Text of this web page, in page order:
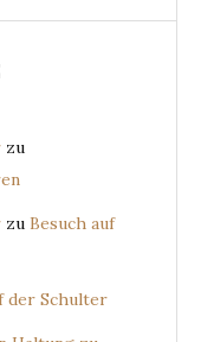
zu
zu Besuch auf
der Schulter